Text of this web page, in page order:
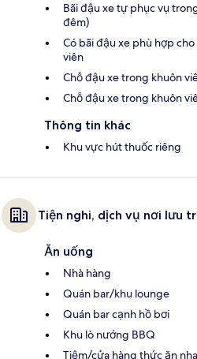
Bãi đậu xe tự phục vụ
đêm)
Có bãi đậu xe phù hợp
viên
Chỗ đậu xe trong khuôn
Chỗ đậu xe trong khuôn
Thông tin khác
Khu vực hút thuốc riêng
Tiện nghi, dịch vụ nơi lưu
Ăn uống
Nhà hàng
Quán bar/khu lounge
Quán bar cạnh hồ bơi
Khu lò nướng BBQ
Tiệm/cửa hàng thức ăn